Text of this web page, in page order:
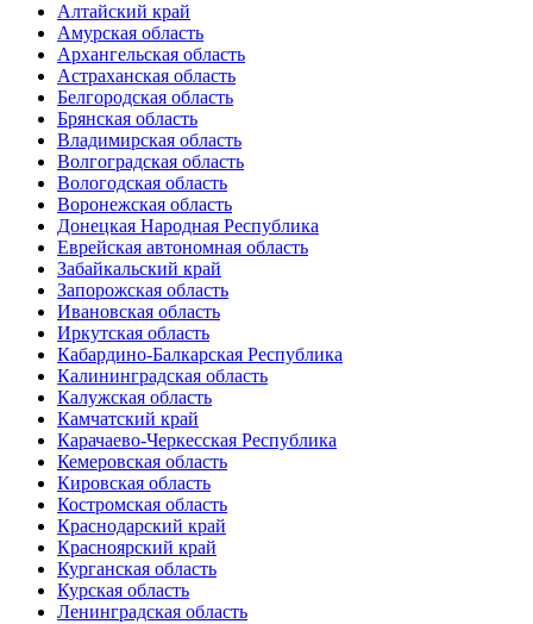
Алтайский край
Амурская область
Архангельская область
Астраханская область
Белгородская область
Брянская область
Владимирская область
Волгоградская область
Вологодская область
Воронежская область
Донецкая Народная Республика
Еврейская автономная область
Забайкальский край
Запорожская область
Ивановская область
Иркутская область
Кабардино-Балкарская Республика
Калининградская область
Калужская область
Камчатский край
Карачаево-Черкесская Республика
Кемеровская область
Кировская область
Костромская область
Краснодарский край
Красноярский край
Курганская область
Курская область
Ленинградская область